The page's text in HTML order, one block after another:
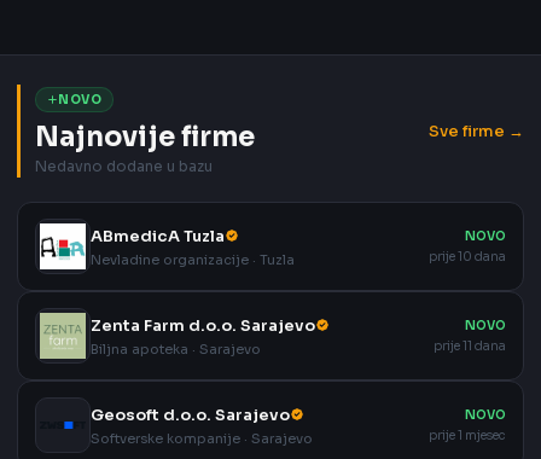
NOVO
Najnovije firme
Nedavno dodane u bazu
Sve firme →
ABmedicA Tuzla
Nevladine organizacije · Tuzla
NOVO
prije 10 dana
Zenta Farm d.o.o. Sarajevo
Biljna apoteka · Sarajevo
NOVO
prije 11 dana
Geosoft d.o.o. Sarajevo
Softverske kompanije · Sarajevo
NOVO
prije 1 mjesec